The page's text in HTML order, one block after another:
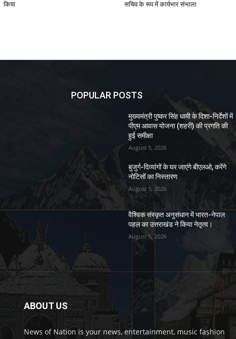
किया
सचिव के रूप में कार्यभार संभाला
POPULAR POSTS
मुख्यमंत्री पुष्कर सिंह धामी के दिशा-निर्देशों में
पीएम आवास योजना (शहरी) की प्रगति की
हुई समीक्षा
August 5, 2026
बुजुर्ग-दिव्यांगों के घर जाएंगे बीएलओ, करेंगे
नोटिसों का निस्तारण
August 5, 2026
वैश्विक संस्कृत अनुसंधान में भारत-नेपाल
पहल का उत्तराखंड ने किया नेतृत्व।
August 5, 2026
ABOUT US
News of Nation is your news, entertainment, music fashion